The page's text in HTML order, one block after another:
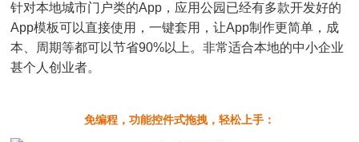
针对本地城市门户类的App，应用公园已经有多款开发好的
App模板可以直接使用，一键套用，让App制作更简单，成
本、周期等都可以节省90%以上。非常适合本地的中小企业
甚个人创业者。
免编程，功能控件式拖拽，轻松上手：